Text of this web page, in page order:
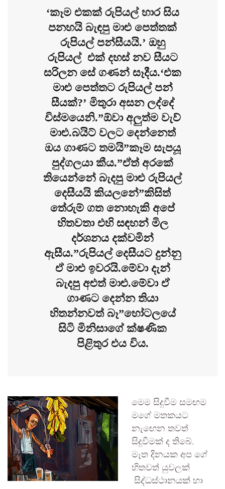
‘කෑම එකක් රුපියල් හාර සිය
පනහයි බැඳපු මාළු පෙත්තක්
රුපියල් පන්සීයයි.’ ඔහු
රුපියල් එක් දහස් නව සීයට
සරිලන සේ ගණන් සෑදීය.‘එක
මාළු පෙත්තට රුපියල් පන්
සීයක්?’ මිතුරා අසන ලද්දේ
විස්මයෙනි.”ඕවා අලුත්ම වැව්
මාළු.බයිට් වලට දෙන්නෙත්
ඔය ගාණට තමයි”කෑම සැපයූ
පුද්ගලයා කීය.”ඒත් අරකේ
තියෙන්නේ බැදපු මාළු රුපියල්
දෙසීයයි කියලනේ”කිසිත්
තේරුම් ගත නොහැකි අපේ
හිතවතා එහි සඳහන් මිල
දර්ශනය දක්වමින්
ඇසීය.”රුපියල් දෙසීයට දුන්නු
ඒ මාළු ඉවරයි.මේවා දැන්
බැදපු අළුත් මාළු.මේවා ඒ
ගාණට දෙන්න තියා
හිතන්නවත් බෑ”හෝටලයේ
සිටි මිනිසාගේ ක්ෂණික
පිළිතුර එය විය.
මෙම සිදුවීම සමඟම
මගේ මතකයට
නැඟෙන තවත්
සිදුවීමක් ද තිබේ.
මෑත දිනයක අප ගේ
හිතවත් යුවලක්
සිද්ධස්ථානයක් හා